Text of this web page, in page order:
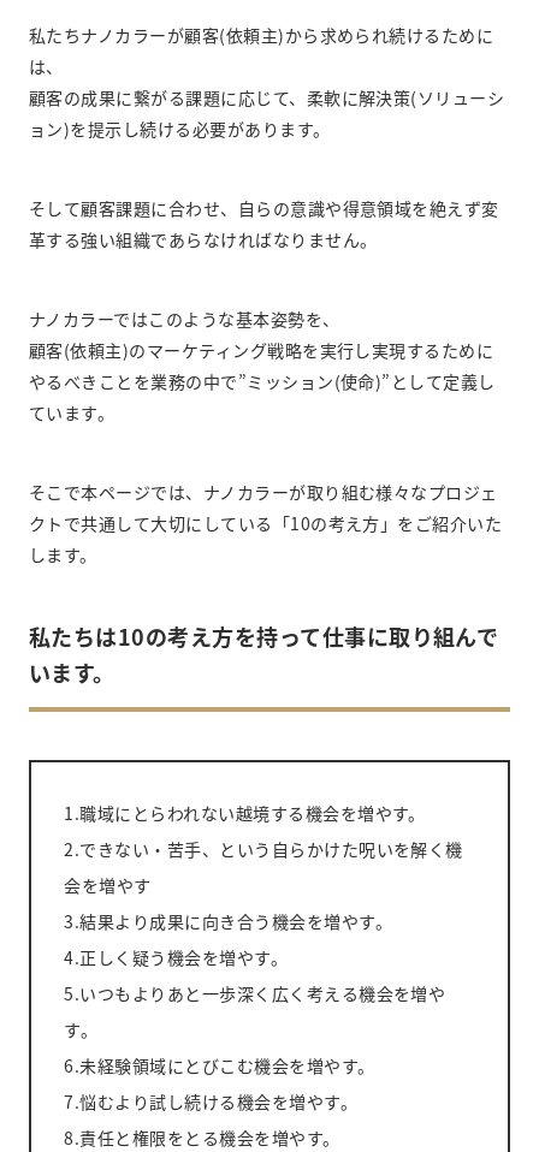
私たちナノカラーが顧客(依頼主)から求められ続けるために
は、
顧客の成果に繋がる課題に応じて、柔軟に解決策(ソリューシ
ョン)を提示し続ける必要があります。
そして顧客課題に合わせ、自らの意識や得意領域を絶えず変
革する強い組織であらなければなりません。
ナノカラーではこのような基本姿勢を、
顧客(依頼主)のマーケティング戦略を実行し実現するために
やるべきことを業務の中で”ミッション(使命)”として定義し
ています。
そこで本ページでは、ナノカラーが取り組む様々なプロジェ
クトで共通して大切にしている「10の考え方」をご紹介いた
します。
私たちは10の考え方を持って仕事に取り組んで
います。
1.職域にとらわれない越境する機会を増やす。
2.できない・苦手、という自らかけた呪いを解く機
会を増やす
3.結果より成果に向き合う機会を増やす。
4.正しく疑う機会を増やす。
5.いつもよりあと一歩深く広く考える機会を増や
す。
6.未経験領域にとびこむ機会を増やす。
7.悩むより試し続ける機会を増やす。
8.責任と権限をとる機会を増やす。